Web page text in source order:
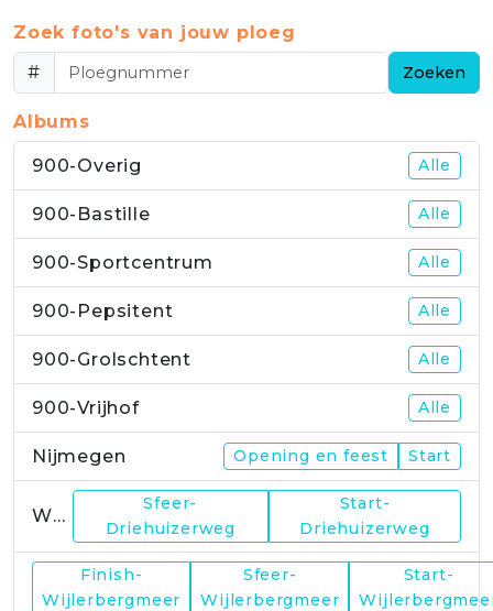
Zoek foto's van jouw ploeg
#
Zoeken
Albums
900-Overig Alle
900-Bastille Alle
900-Sportcentrum Alle
900-Pepsitent Alle
900-Grolschtent Alle
900-Vrijhof Alle
Nijmegen Opening en feest Start
WP1
Sfeer-
Driehuizerweg
Start-
Driehuizerweg
Finish-
Wijlerbergmeer
Sfeer-
Wijlerbergmeer
Start-